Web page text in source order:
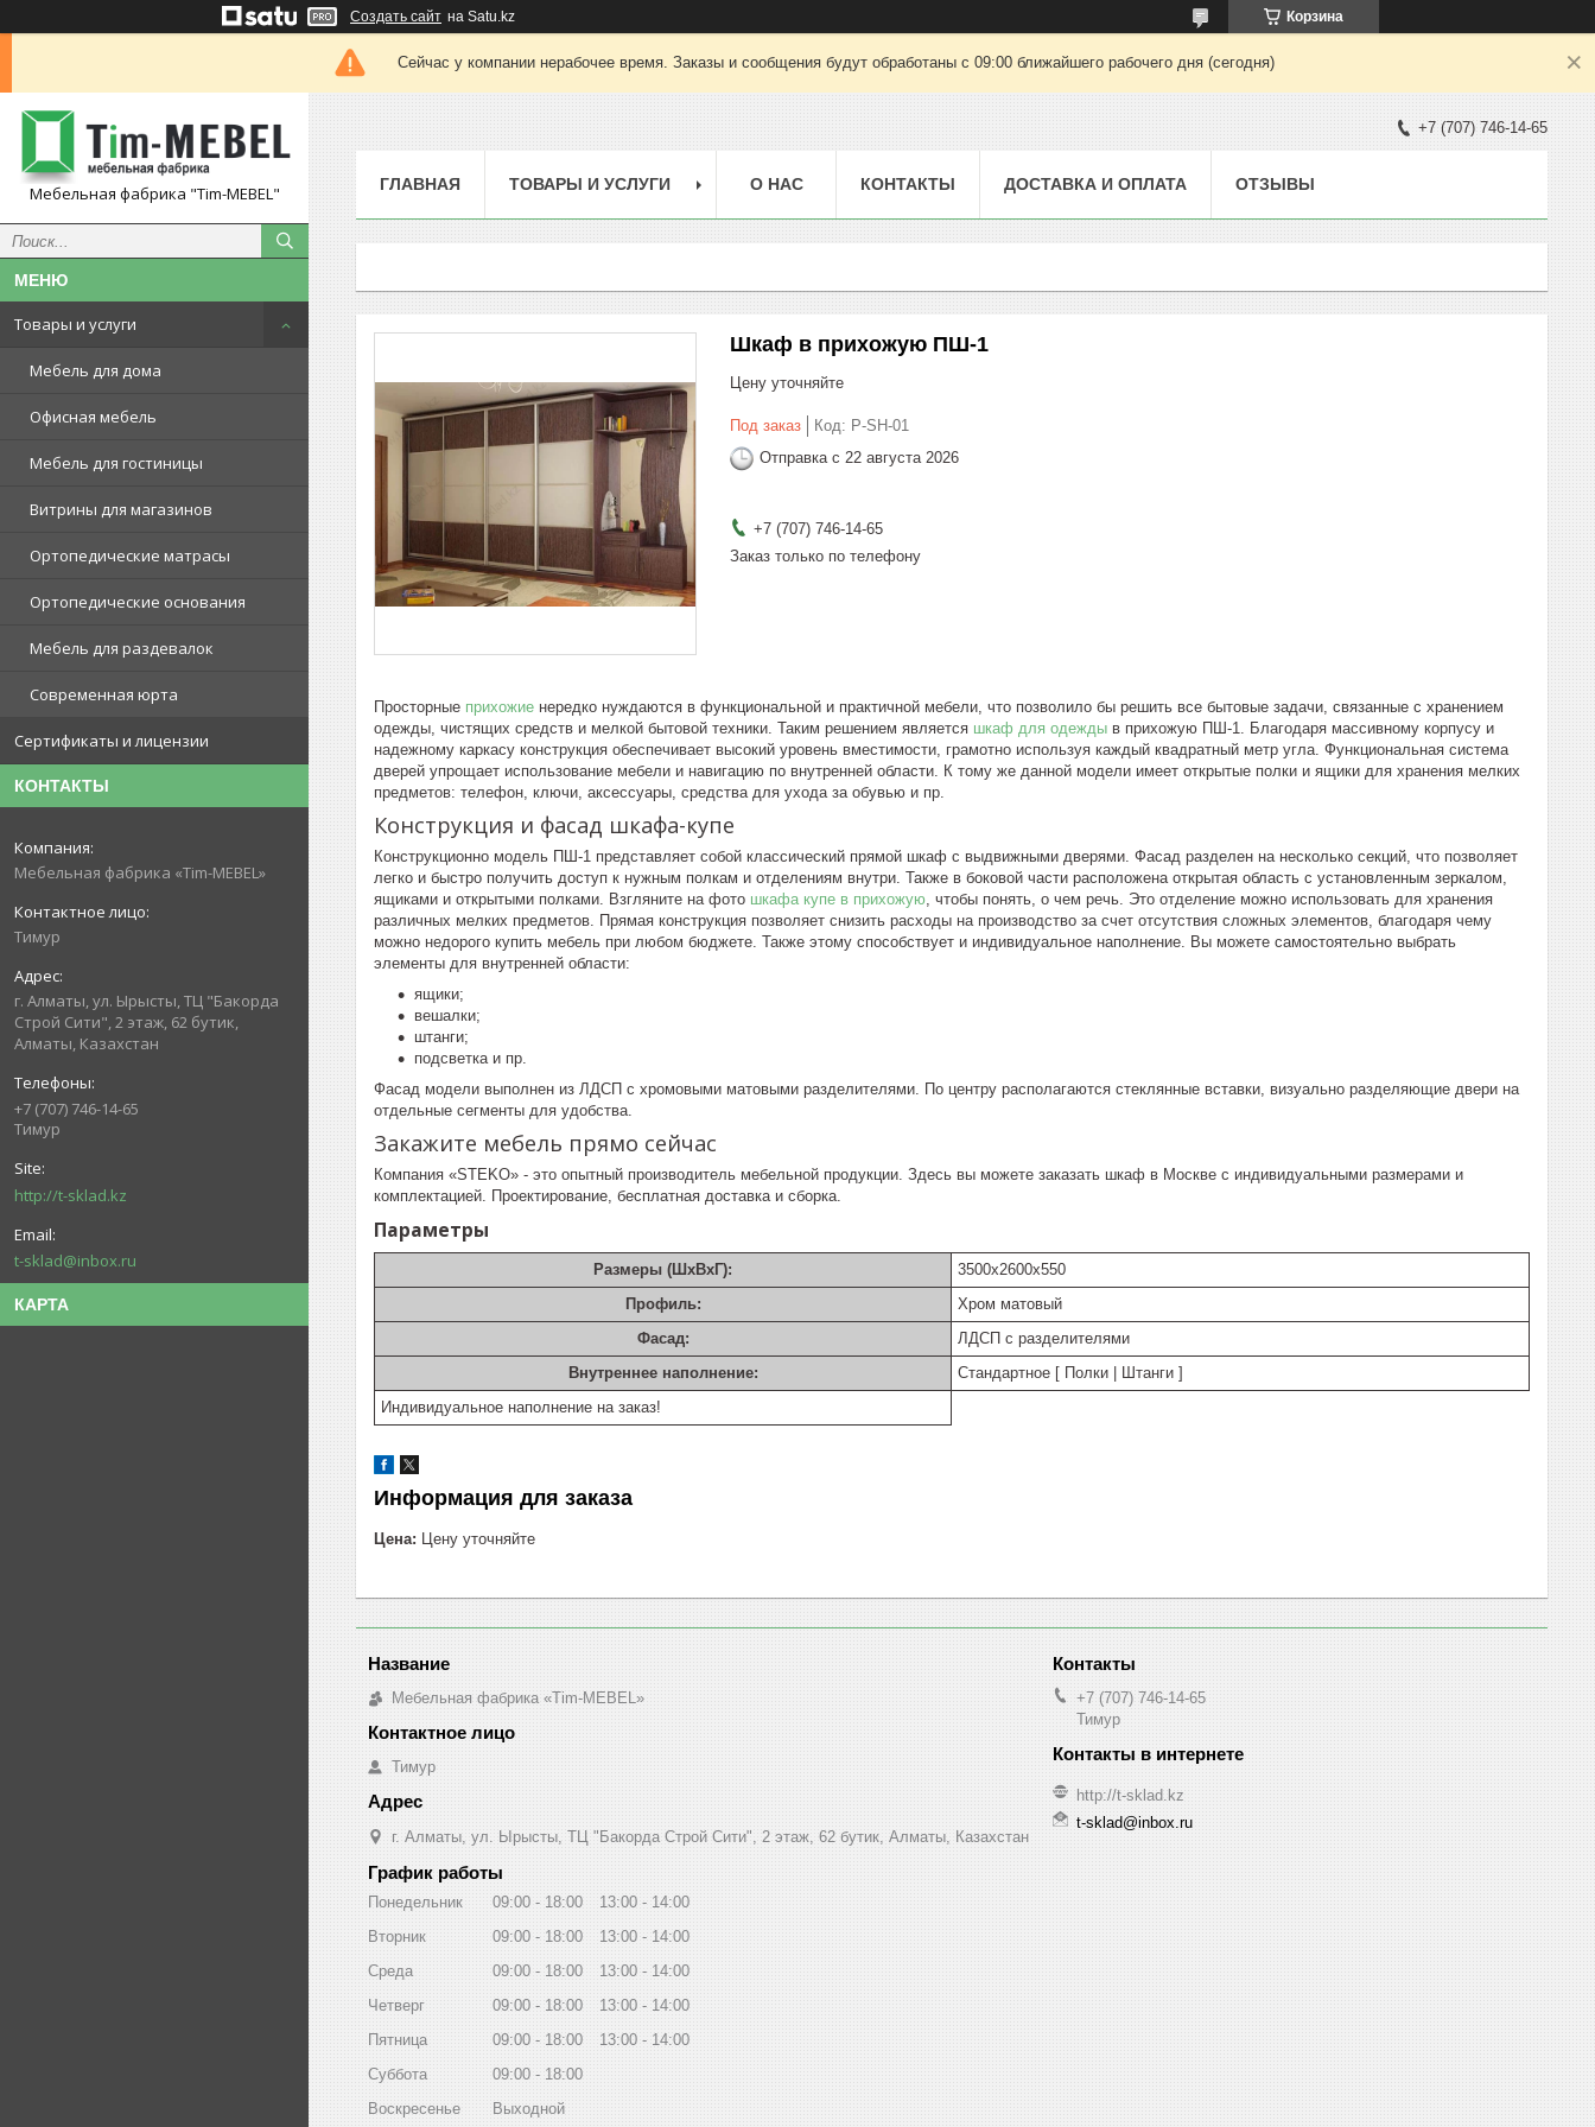
Создать сайт на Satu.kz Корзина
Сейчас у компании нерабочее время. Заказы и сообщения будут обработаны с 09:00 ближайшего рабочего дня (сегодня)
Мебельная фабрика "Tim-MEBEL"
Товары и услуги
Мебель для дома
Офисная мебель
Мебель для гостиницы
Витрины для магазинов
Ортопедические матрасы
Ортопедические основания
Мебель для раздевалок
Современная юрта
Сертификаты и лицензии
КОНТАКТЫ
Мебельная фабрика «Tim-MEBEL»
Тимур
г. Алматы, ул. Ырысты, ТЦ "Бакорда
Строй Сити", 2 этаж, 62 бутик,
Алматы, Казахстан
+7 (707) 746-14-65
Тимур
http://t-sklad.kz
t-sklad@inbox.ru
КАРТА
+7 (707) 746-14-65
ГЛАВНАЯ ТОВАРЫ И УСЛУГИ О НАС КОНТАКТЫ ДОСТАВКА И ОПЛАТА ОТЗЫВЫ
Шкаф в прихожую ПШ-1
Цену уточняйте
Под заказ Код: P-SH-01
Отправка с 22 августа 2026
+7 (707) 746-14-65
Заказ только по телефону
Просторные прихожие нередко нуждаются в функциональной и практичной мебели, что позволило бы решить все бытовые задачи, связанные с хранением
одежды, чистящих средств и мелкой бытовой техники. Таким решением является шкаф для одежды в прихожую ПШ-1. Благодаря массивному корпусу и
надежному каркасу конструкция обеспечивает высокий уровень вместимости, грамотно используя каждый квадратный метр угла. Функциональная система
дверей упрощает использование мебели и навигацию по внутренней области. К тому же данной модели имеет открытые полки и ящики для хранения мелких
предметов: телефон, ключи, аксессуары, средства для ухода за обувью и пр.
Конструкция и фасад шкафа-купе
Конструкционно модель ПШ-1 представляет собой классический прямой шкаф с выдвижными дверями. Фасад разделен на несколько секций, что позволяет
легко и быстро получить доступ к нужным полкам и отделениям внутри. Также в боковой части расположена открытая область с установленным зеркалом,
ящиками и открытыми полками. Взгляните на фото шкафа купе в прихожую , чтобы понять, о чем речь. Это отделение можно использовать для хранения
различных мелких предметов. Прямая конструкция позволяет снизить расходы на производство за счет отсутствия сложных элементов, благодаря чему
можно недорого купить мебель при любом бюджете. Также этому способствует и индивидуальное наполнение. Вы можете самостоятельно выбрать
элементы для внутренней области:
ящики;
вешалки;
штанги;
подсветка и пр.
Фасад модели выполнен из ЛДСП с хромовыми матовыми разделителями. По центру располагаются стеклянные вставки, визуально разделяющие двери на
отдельные сегменты для удобства.
Закажите мебель прямо сейчас
Компания «STEKO» - это опытный производитель мебельной продукции. Здесь вы можете заказать шкаф в Москве с индивидуальными размерами и
комплектацией. Проектирование, бесплатная доставка и сборка.
Параметры
Размеры (ШхВхГ):
3500х2600х550
Профиль:
Хром матовый
Фасад:
ЛДСП с разделителями
Внутреннее наполнение:
Стандартное [ Полки | Штанги ]
Индивидуальное наполнение на заказ!
Информация для заказа
Цена: Цену уточняйте
Мебельная фабрика «Tim-MEBEL»
Тимур
г. Алматы, ул. Ырысты, ТЦ "Бакорда Строй Сити", 2 этаж, 62 бутик, Алматы, Казахстан
+7 (707) 746-14-65
Тимур
http://t-sklad.kz
t-sklad@inbox.ru
График работы
Понедельник 09:00 18:00 13:00
14:00
Вторник
09:00 18:00 13:00
14:00
Среда
09:00 18:00 13:00
14:00
Четверг
09:00 18:00 13:00
14:00
Пятница
09:00 18:00 13:00
14:00
Суббота
09:00
18:00
Воскресенье
Выходной